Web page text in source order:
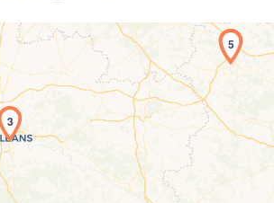
Chargement de la carte en cours...
3
4
5